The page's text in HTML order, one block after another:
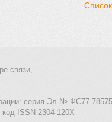
связи,
серия Эл № ФС77-
ISSN 2304-120X